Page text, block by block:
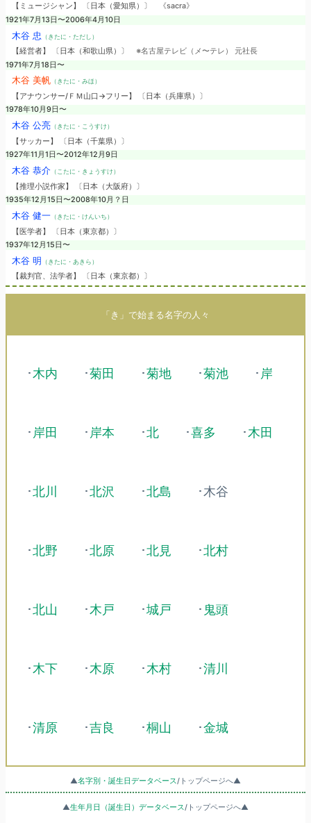
【ミュージシャン】 〔日本（愛知県）〕
《sacra》
1921年7月13日〜2006年4月10日
木谷 忠 （きたに・ただし）
【経営者】 〔日本（和歌山県）〕 ※名古屋テレビ（メ〜テレ） 元社長
1971年7月18日〜
木谷 美帆（きたに・みほ）
【アナウンサー/ＦＭ山口→フリー】 〔日本（兵庫県）〕
1978年10月9日〜
木谷 公亮（きたに・こうすけ）
【サッカー】 〔日本（千葉県）〕
1927年11月1日〜2012年12月9日
木谷 恭介（こたに・きょうすけ）
【推理小説作家】 〔日本（大阪府）〕
1935年12月15日〜2008年10月？日
木谷 健一（きたに・けんいち）
【医学者】 〔日本（東京都）〕
1937年12月15日〜
木谷 明 （きたに・あきら）
【裁判官、法学者】 〔日本（東京都）〕
「き」で始まる名字の人々
･木内 ･菊田 ･菊地 ･菊池 ･ 岸
･ 岸田 ･ 岸本 ･北 ･喜多 ･木田
･北川 ･北沢 ･北島 ･木谷
･北野 ･北原 ･北見 ･北村
･北山 ･木戸 ･城戸 ･ 鬼頭
･木下 ･木原 ･木村 ･清川
･清原 ･吉良 ･桐山 ･金城
▲名字別・誕生日データベース/トップページへ▲
▲生年月日（誕生日）データベース/トップページへ▲